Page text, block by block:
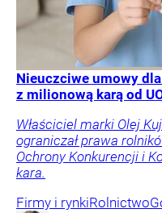
Nieuczciwe umowy
z milionową karą od
Właściciel marki Olej
ograniczał prawa
Ochrony Konkurencji i
kara.
Firmy i rynkiRolnictwo